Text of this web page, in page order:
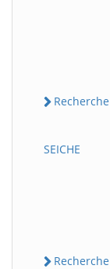
SEICHE